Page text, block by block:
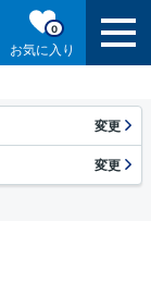
お気に入り
0
変更
変更